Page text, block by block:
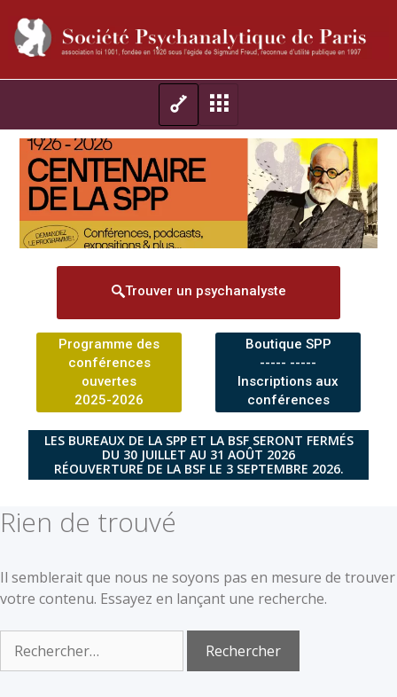
Trouver un psychanalyste
Programme des
conférences
ouvertes
2025-2026
Boutique SPP
----- -----
Inscriptions aux
conférences
LES BUREAUX DE LA SPP ET LA BSF SERONT FERMÉS
DU 30 JUILLET AU 31 AOÛT 2026
RÉOUVERTURE DE LA BSF LE 3 SEPTEMBRE 2026.
Rien de trouvé
Il semblerait que nous ne soyons pas en mesure de trouver
votre contenu. Essayez en lançant une recherche.